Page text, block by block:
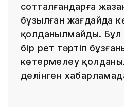
сотталғандарға
бұзылған жағдайда
қолданылмайды.
бір рет тәртіп
көтермелеу
делінген